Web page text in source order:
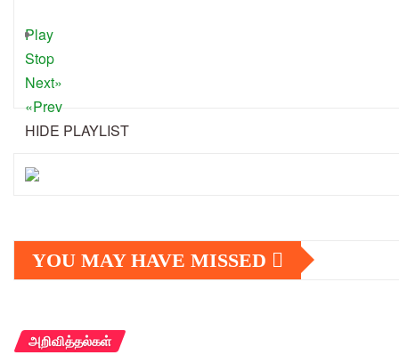
Play
Stop
Next»
«Prev
HIDE PLAYLIST
YOU MAY HAVE MISSED
அறிவித்தல்கள்